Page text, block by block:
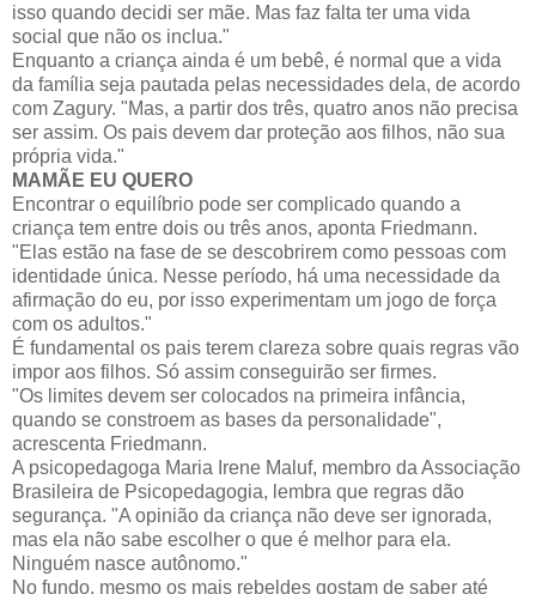
isso quando decidi ser mãe. Mas faz falta ter uma vida
social que não os inclua."
Enquanto a criança ainda é um bebê, é normal que a vida
da família seja pautada pelas necessidades dela, de acordo
com Zagury. "Mas, a partir dos três, quatro anos não precisa
ser assim. Os pais devem dar proteção aos filhos, não sua
própria vida."
MAMÃE EU QUERO
Encontrar o equilíbrio pode ser complicado quando a
criança tem entre dois ou três anos, aponta Friedmann.
"Elas estão na fase de se descobrirem como pessoas com
identidade única. Nesse período, há uma necessidade da
afirmação do eu, por isso experimentam um jogo de força
com os adultos."
É fundamental os pais terem clareza sobre quais regras vão
impor aos filhos. Só assim conseguirão ser firmes.
"Os limites devem ser colocados na primeira infância,
quando se constroem as bases da personalidade",
acrescenta Friedmann.
A psicopedagoga Maria Irene Maluf, membro da Associação
Brasileira de Psicopedagogia, lembra que regras dão
segurança. "A opinião da criança não deve ser ignorada,
mas ela não sabe escolher o que é melhor para ela.
Ninguém nasce autônomo."
No fundo, mesmo os mais rebeldes gostam de saber até